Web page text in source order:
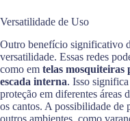
Versatilidade de Uso
Outro benefício significativo
versatilidade. Essas redes
como em telas mosquiteiras
escada interna. Isso
proteção em diferentes áreas
os cantos. A possibilidade de
outros ambientes, como